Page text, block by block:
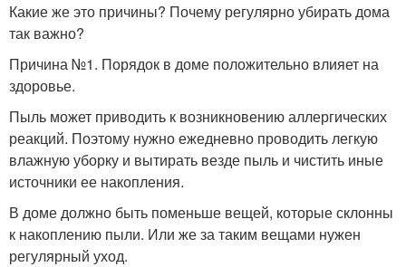
Какие же это причины? Почему регулярно убирать дома
так важно?
Причина №1. Порядок в доме положительно влияет на
здоровье.
Пыль может приводить к возникновению аллергических
реакций. Поэтому нужно ежедневно проводить легкую
влажную уборку и вытирать везде пыль и чистить иные
источники ее накопления.
В доме должно быть поменьше вещей, которые склонны
к накоплению пыли. Или же за таким вещами нужен
регулярный уход.